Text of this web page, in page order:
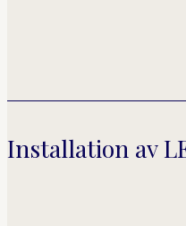
Installation av